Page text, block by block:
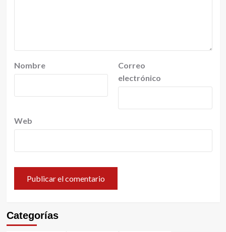
Nombre
Correo
electrónico
Web
Categorías